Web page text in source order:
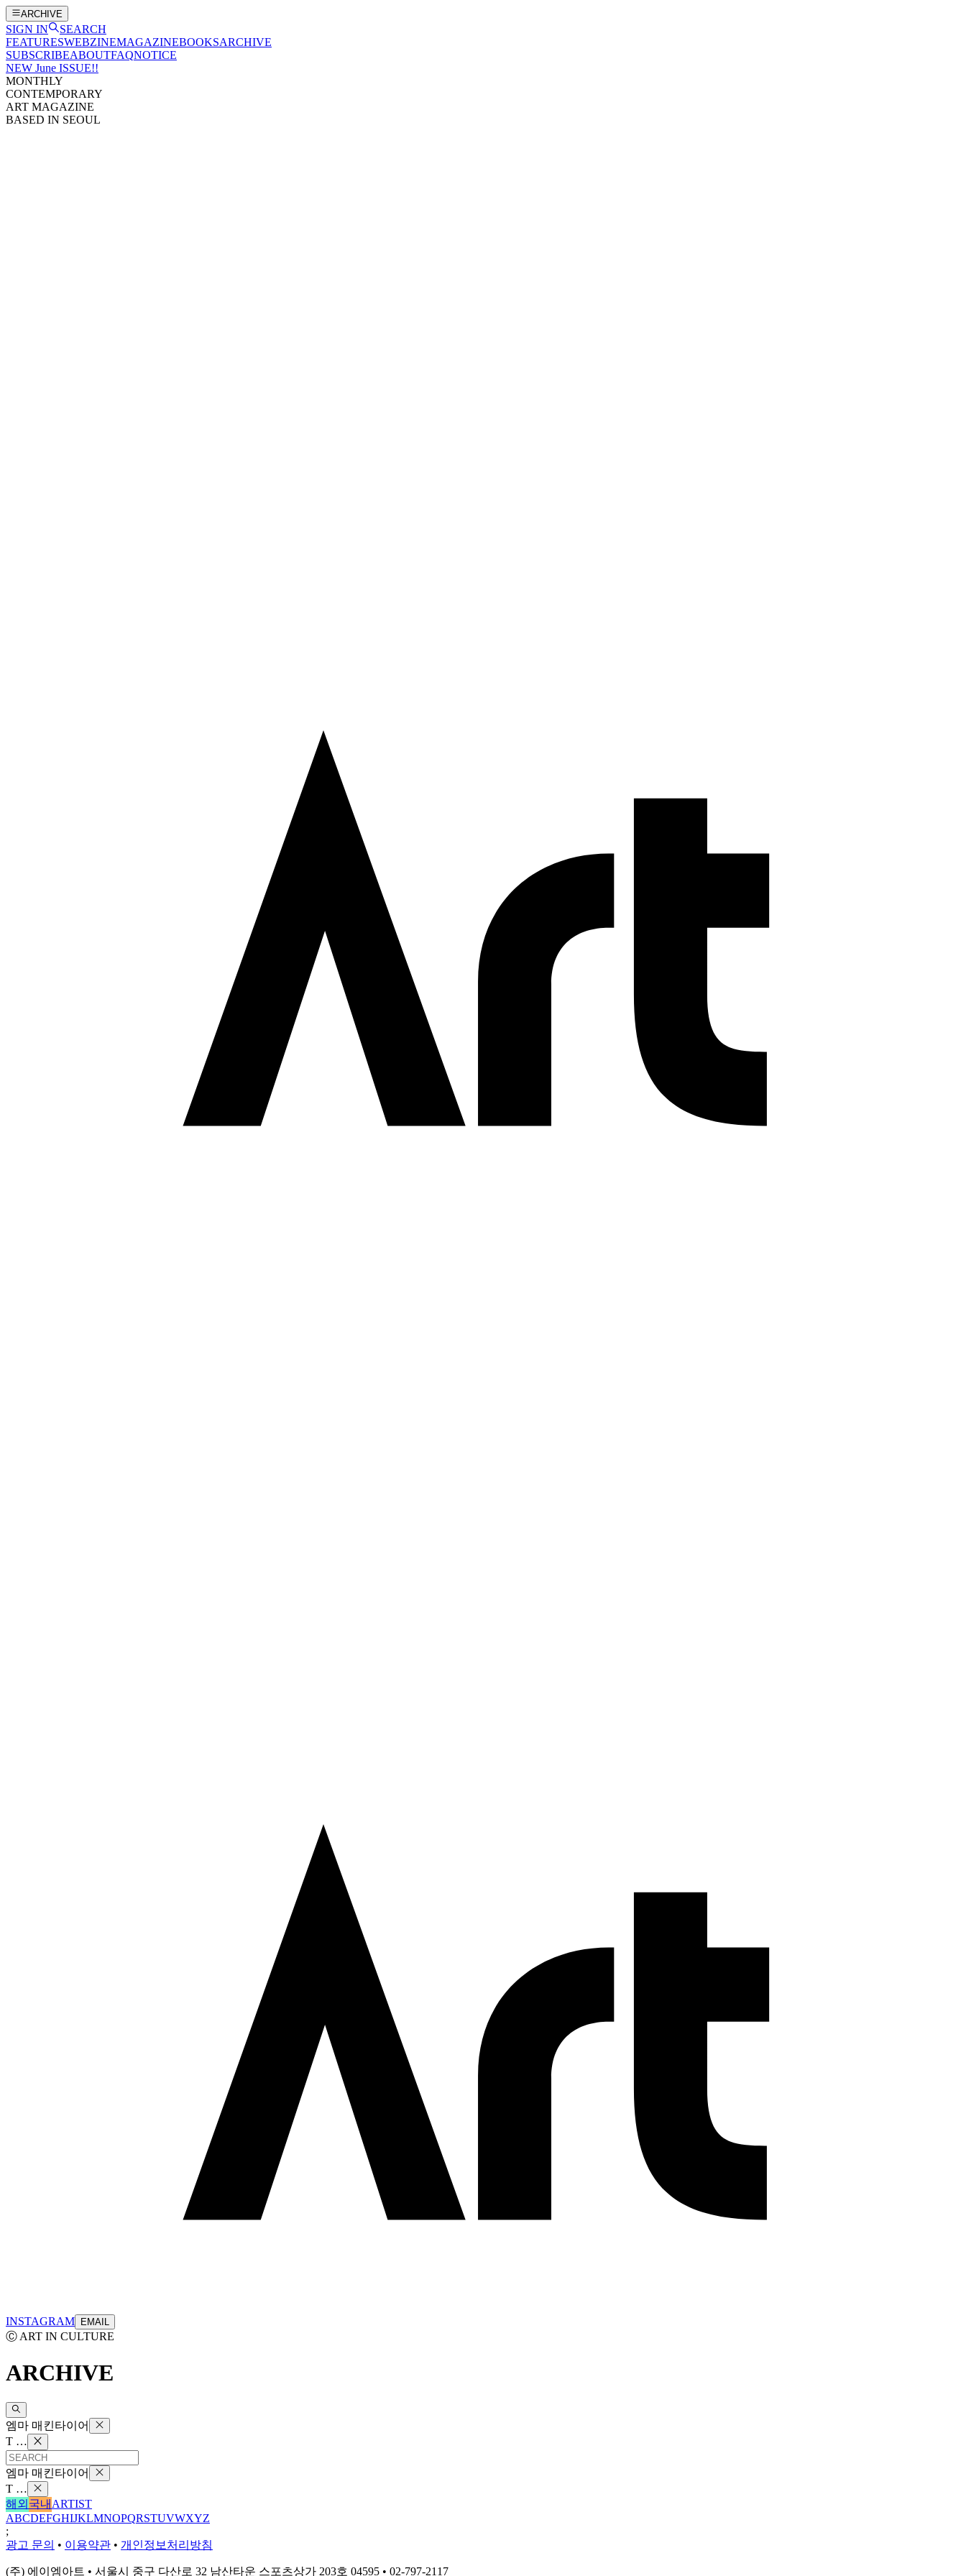
ARCHIVE
SIGN IN
SEARCH
FEATURESWEBZINEMAGAZINEBOOKSARCHIVE
SUBSCRIBEABOUTFAQNOTICE
NEW June ISSUE!!
MONTHLY
CONTEMPORARY
ART MAGAZINE
BASED IN SEOUL
INSTAGRAM EMAIL
Ⓒ ART IN CULTURE
ARCHIVE
엠마 매킨타이어
T …
엠마 매킨타이어
T …
해외 국내 ARTIST
ABCDEFGHIJKLMNOPQRSTUVWXYZ
;
광고 문의 • 이용약관 • 개인정보처리방침
(주) 에이엠아트 • 서울시 중구 다산로 32 남산타운 스포츠상가 203호 04595 • 02-797-2117